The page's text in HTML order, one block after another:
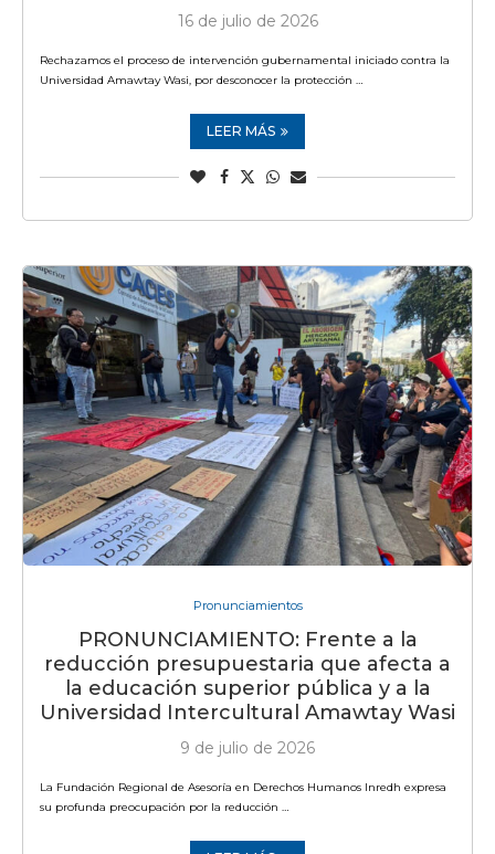
16 de julio de 2026
Rechazamos el proceso de intervención gubernamental iniciado contra la
Universidad Amawtay Wasi, por desconocer la protección …
LEER MÁS
Pronunciamientos
PRONUNCIAMIENTO: Frente a la
reducción presupuestaria que afecta a
la educación superior pública y a la
Universidad Intercultural Amawtay Wasi
9 de julio de 2026
La Fundación Regional de Asesoría en Derechos Humanos Inredh expresa
su profunda preocupación por la reducción …